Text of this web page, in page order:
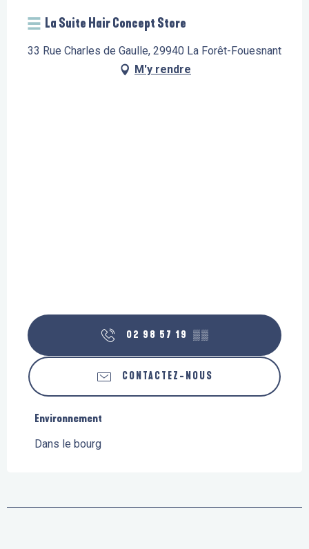
La Suite Hair Concept Store
33 Rue Charles de Gaulle, 29940 La Forêt-Fouesnant
M'y rendre
02 98 57 19 ▒▒
CONTACTEZ-NOUS
Environnement
Environnement
Dans le bourg